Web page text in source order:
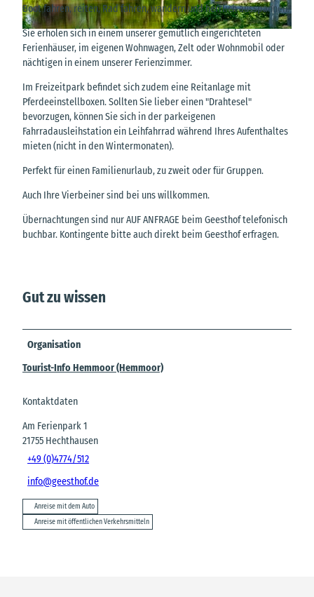
© SG Hemmoor
Boot fahren, reiten, Rad fahren, wandern und herrlich ausspannen.
Sie erholen sich in einem unserer gemütlich eingerichteten
Ferienhäuser, im eigenen Wohnwagen, Zelt oder Wohnmobil oder
nächtigen in einem unserer Ferienzimmer.
Im Freizeitpark befindet sich zudem eine Reitanlage mit
Pferdeeinstellboxen. Sollten Sie lieber einen "Drahtesel"
bevorzugen, können Sie sich in der parkeigenen
Fahrradausleihstation ein Leihfahrrad während Ihres Aufenthaltes
mieten (nicht in den Wintermonaten).
Perfekt für einen Familienurlaub, zu zweit oder für Gruppen.
Auch Ihre Vierbeiner sind bei uns willkommen.
Übernachtungen sind nur AUF ANFRAGE beim Geesthof telefonisch
buchbar. Kontingente bitte auch direkt beim Geesthof erfragen.
Gut zu wissen
Organisation
Tourist-Info Hemmoor (Hemmoor)
Kontaktdaten
Am Ferienpark 1
21755 Hechthausen
+49 (0)4774/512
info@geesthof.de
Anreise mit dem Auto
Anreise mit öffentlichen Verkehrsmitteln